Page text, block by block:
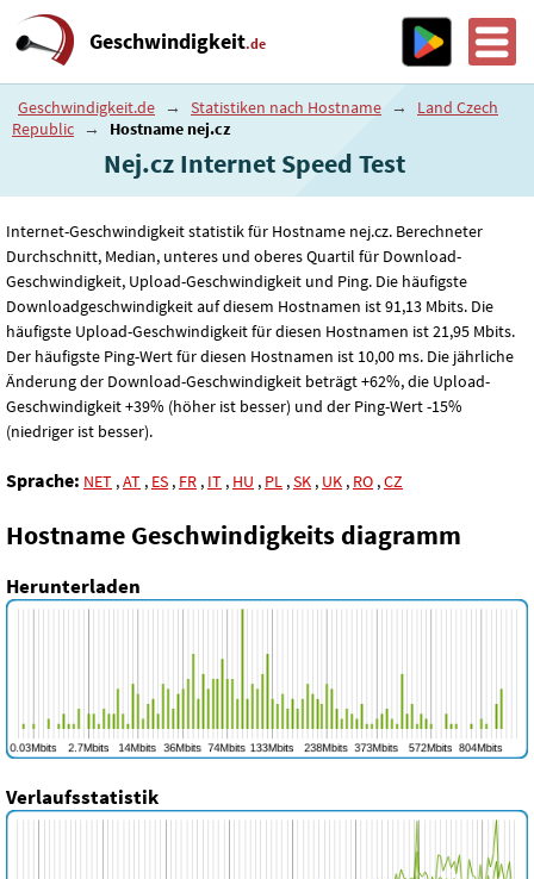
Geschwindigkeit.de
Geschwindigkeit.de → Statistiken nach Hostname →
Land Czech
Republic → Hostname nej.cz
Nej.cz Internet Speed ​​Test
Internet-Geschwindigkeit statistik für Hostname nej.cz. Berechneter
Durchschnitt, Median, unteres und oberes Quartil für Download-
Geschwindigkeit, Upload-Geschwindigkeit und Ping. Die häufigste
Downloadgeschwindigkeit auf diesem Hostnamen ist 91,13 Mbits. Die
häufigste Upload-Geschwindigkeit für diesen Hostnamen ist 21,95 Mbits.
Der häufigste Ping-Wert für diesen Hostnamen ist 10,00 ms. Die jährliche
Änderung der Download-Geschwindigkeit beträgt +62%, die Upload-
Geschwindigkeit +39% (höher ist besser) und der Ping-Wert -15%
(niedriger ist besser).
Sprache: NET ,AT , ES , FR , IT , HU , PL ,SK , UK , RO ,CZ
Hostname Geschwindigkeits diagramm
Herunterladen
Verlaufsstatistik